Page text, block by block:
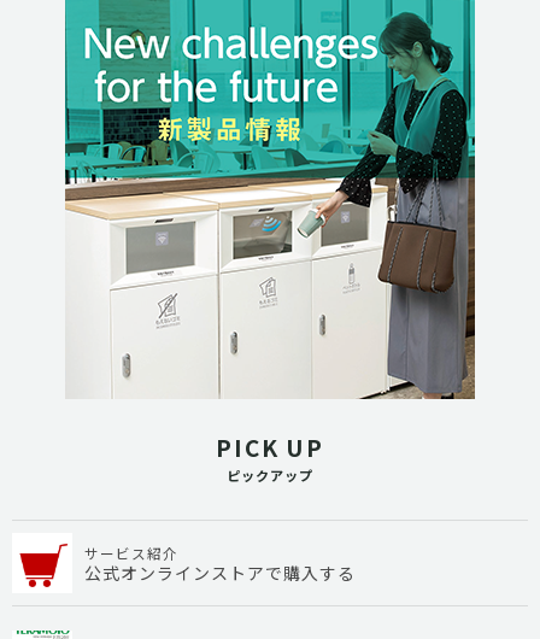
PICK UP
ピックアップ
サービス紹介
公式オンラインストアで購入する